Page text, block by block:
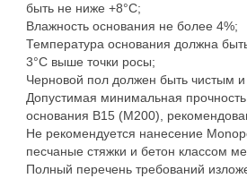
быть не ниже +8°С;
Влажность основания не более 4%;
Температура основания должна
3°С выше точки росы;
Черновой пол должен быть чистым
Допустимая минимальная
основания В15 (М200),
Не рекомендуется нанесение
песчаные стяжки и бетон классом
Полный перечень требований